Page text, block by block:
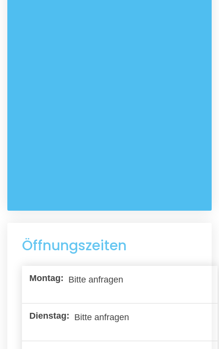
Öffnungszeiten
Bitte anfragen
Bitte anfragen